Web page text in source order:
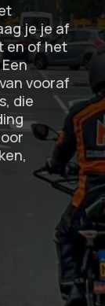
je je af
en of het
vooraf
die